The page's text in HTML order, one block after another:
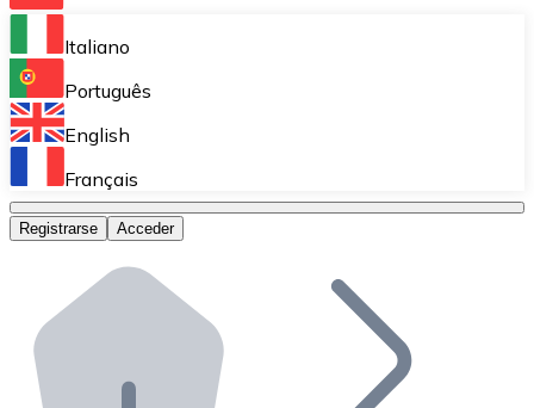
Bitnovo Ramp
Integra nuestra solución en tu plataforma.
Bitnovo Giftcards
Bitnovo OTC
Bitnovo ATM
Integra un ATM Bitnovo en tu negocio y permite que
Bitnovo API
Italiano
Português
English
Français
Registrarse Acceder